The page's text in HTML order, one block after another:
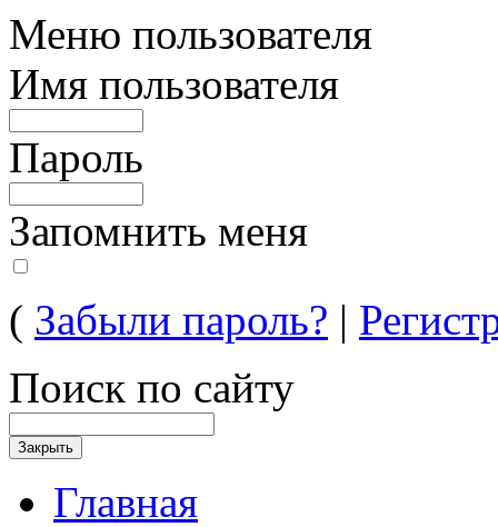
Меню пользователя
Имя пользователя
Пароль
Запомнить меня
( Забыли пароль? |
Поиск по сайту
Главная